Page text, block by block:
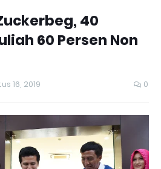
40
60 Persen Non
16, 2019 0